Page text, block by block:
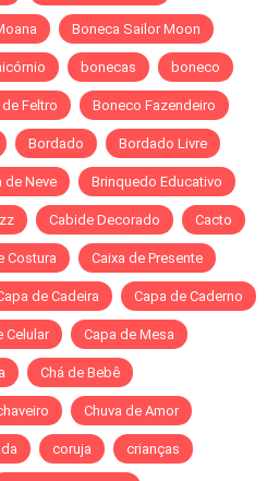
Boneca Sailor Moon
bonecas boneco
Feltro Boneco Fazendeiro
Bordado Bordado Livre
de Neve Brinquedo Educativo
Cabide Decorado Cacto
Costura Caixa de Presente
de Cadeira Capa de Caderno
Celular Capa de Mesa
Chá de Bebê
Chuva de Amor
coruja crianças